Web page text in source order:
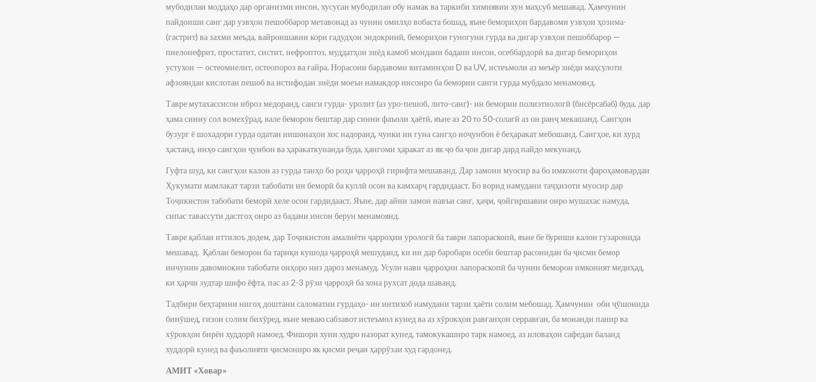
мубодилаи моддаҳо дар организми инсон, хусусан мубодилаи обу намак ва таркиби химиявии хун маҳсуб мешавад. Ҳамчунин
пайдоиши санг дар узвҳои пешоббарор метавонад аз чунин омилҳо вобаста бошад, яъне бемориҳои бардавоми узвҳои ҳозима-
(гастрит) ва захми меъда, вайроншавии кори ғадудҳои эндокринӣ, бемориҳои гуногуни гурда ва дигар узвҳои пешоббарор —
пиелонефрит, простатит, систит, нефроптоз, муддатҳои зиёд камоб мондани бадани инсон, осеббардорӣ ва дигар бемориҳои
устухон — остеомиелит, остеопороз ва ғайра. Норасоии бардавоми витаминҳои D ва UV, истеъмоли аз меъёр зиёди маҳсулоти
афзояндаи кислотаи пешоб ва истифодаи зиёди моеъи намакдор инсонро ба бемории санги гурда мубдало менамоянд.
Тавре мутахассисон иброз медоранд, санги гурда- уролит (аз уро-пешоб, лито-санг)- ин бемории полиэтиологӣ (бисёрсабаб) буда, дар
ҳама синну сол вомехӯрад, вале беморон бештар дар синни фаъоли ҳаётӣ, яъне аз 20 то 50-солагӣ аз он ранҷ мекашанд. Сангҳои
бузург ё шохадори гурда одатан нишонаҳои хос надоранд, чунки ин гуна сангҳо ноҷунбон ё беҳаракат мебошанд. Сангҳое, ки хурд
ҳастанд, инҳо сангҳои ҷунбон ва ҳаракаткунанда буда, ҳангоми ҳаракат аз як ҷо ба ҷои дигар дард пайдо мекунанд.
Гуфта шуд, ки сангҳои калон аз гурда танҳо бо роҳи ҷарроҳӣ гирифта мешаванд. Дар замони муосир ва бо имконоти фароҳамовардаи
Ҳукумати мамлакат тарзи табобати ин беморӣ ба куллӣ осон ва камхарҷ гардидааст. Бо ворид намудани таҷҳизоти муосир дар
Тоҷикистон табобати беморӣ хеле осон гардидааст. Яъне, дар айни замон навъи санг, ҳаҷм, ҷойгиршавии онро мушахас намуда,
сипас тавассути дастгоҳ онро аз бадани инсон берун менамоянд.
Тавре қаблан иттилоъ додем, дар Тоҷикистон амалиёти ҷарроҳии урологӣ ба таври лапораскопӣ, яъне бе буриши калон гузаронида
мешавад. Қаблан беморон ба тариқи кушода ҷарроҳӣ мешуданд, ки ин дар баробари осеби бештар расонидан ба ҷисми бемор
инчунин давомнокии табобати онҳоро низ дароз менамуд. Усули нави ҷарроҳии лапораскопӣ ба чунин беморон имконият медиҳад,
ки ҳарчи зудтар шифо ёфта, пас аз 2-3 рӯзи ҷарроҳӣ ба хона рухсат дода шаванд.
Тадбири беҳтарини нигоҳ доштани саломатии гурдаҳо- ин интихоб намудани тарзи ҳаёти солим мебошад. Ҳамчунин оби ҷӯшонида
бинӯшед, ғизои солим бихӯред, яъне меваю сабзавот истеъмол кунед ва аз хӯрокҳои равғанҳои серравған, ба монанди панир ва
хӯрокҳои бирён худдорӣ намоед. Фишори хуни худро назорат кунед, тамокукаширо тарк намоед, аз иловаҳои сафедаи баланд
худдорӣ кунед ва фаъолияти ҷисмониро як қисми реҷаи ҳаррӯзаи худ гардонед.
АМИТ «Ховар»